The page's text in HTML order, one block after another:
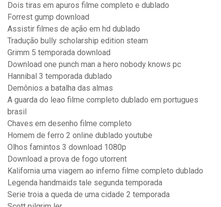
Dois tiras em apuros filme completo e dublado
Forrest gump download
Assistir filmes de ação em hd dublado
Tradução bully scholarship edition steam
Grimm 5 temporada download
Download one punch man a hero nobody knows pc
Hannibal 3 temporada dublado
Demônios a batalha das almas
A guarda do leao filme completo dublado em portugues
brasil
Chaves em desenho filme completo
Homem de ferro 2 online dublado youtube
Olhos famintos 3 download 1080p
Download a prova de fogo utorrent
Kalifornia uma viagem ao inferno filme completo dublado
Legenda handmaids tale segunda temporada
Serie troia a queda de uma cidade 2 temporada